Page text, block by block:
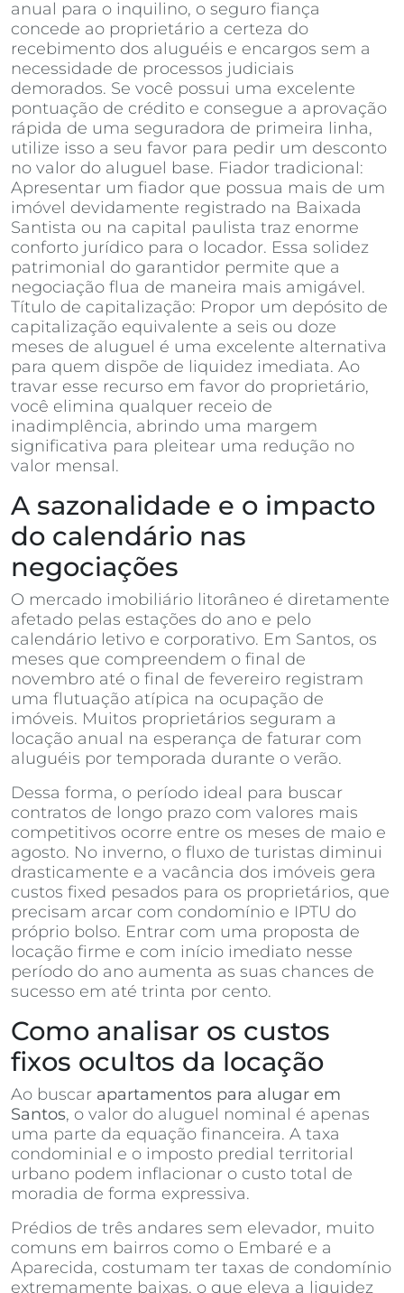
anual para o inquilino, o seguro fiança
concede ao proprietário a certeza do
recebimento dos aluguéis e encargos sem a
necessidade de processos judiciais
demorados. Se você possui uma excelente
pontuação de crédito e consegue a aprovação
rápida de uma seguradora de primeira linha,
utilize isso a seu favor para pedir um desconto
no valor do aluguel base. Fiador tradicional:
Apresentar um fiador que possua mais de um
imóvel devidamente registrado na Baixada
Santista ou na capital paulista traz enorme
conforto jurídico para o locador. Essa solidez
patrimonial do garantidor permite que a
negociação flua de maneira mais amigável.
Título de capitalização: Propor um depósito de
capitalização equivalente a seis ou doze
meses de aluguel é uma excelente alternativa
para quem dispõe de liquidez imediata. Ao
travar esse recurso em favor do proprietário,
você elimina qualquer receio de
inadimplência, abrindo uma margem
significativa para pleitear uma redução no
valor mensal.
A sazonalidade e o impacto
do calendário nas
negociações
O mercado imobiliário litorâneo é diretamente
afetado pelas estações do ano e pelo
calendário letivo e corporativo. Em Santos, os
meses que compreendem o final de
novembro até o final de fevereiro registram
uma flutuação atípica na ocupação de
imóveis. Muitos proprietários seguram a
locação anual na esperança de faturar com
aluguéis por temporada durante o verão.
Dessa forma, o período ideal para buscar
contratos de longo prazo com valores mais
competitivos ocorre entre os meses de maio e
agosto. No inverno, o fluxo de turistas diminui
drasticamente e a vacância dos imóveis gera
custos fixed pesados para os proprietários, que
precisam arcar com condomínio e IPTU do
próprio bolso. Entrar com uma proposta de
locação firme e com início imediato nesse
período do ano aumenta as suas chances de
sucesso em até trinta por cento.
Como analisar os custos
fixos ocultos da locação
Ao buscar apartamentos para alugar em
Santos, o valor do aluguel nominal é apenas
uma parte da equação financeira. A taxa
condominial e o imposto predial territorial
urbano podem inflacionar o custo total de
moradia de forma expressiva.
Prédios de três andares sem elevador, muito
comuns em bairros como o Embaré e a
Aparecida, costumam ter taxas de condomínio
extremamente baixas, o que eleva a liquidez